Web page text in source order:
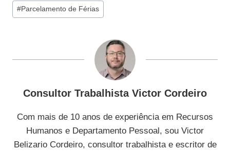
Tags
do
#Parcelamento de Férias
Consultor Trabalhista Victor Cordeiro
Com mais de 10 anos de experiência em Recursos
Humanos e Departamento Pessoal, sou Victor
Belizario Cordeiro, consultor trabalhista e escritor de